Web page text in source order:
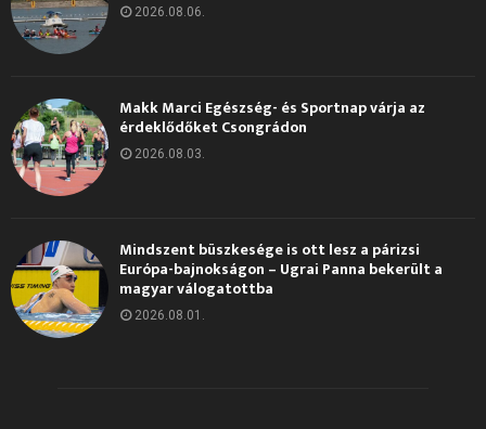
2026.08.06.
Makk Marci Egészség- és Sportnap várja az
érdeklődőket Csongrádon
2026.08.03.
Mindszent büszkesége is ott lesz a párizsi
Európa-bajnokságon – Ugrai Panna bekerült a
magyar válogatottba
2026.08.01.